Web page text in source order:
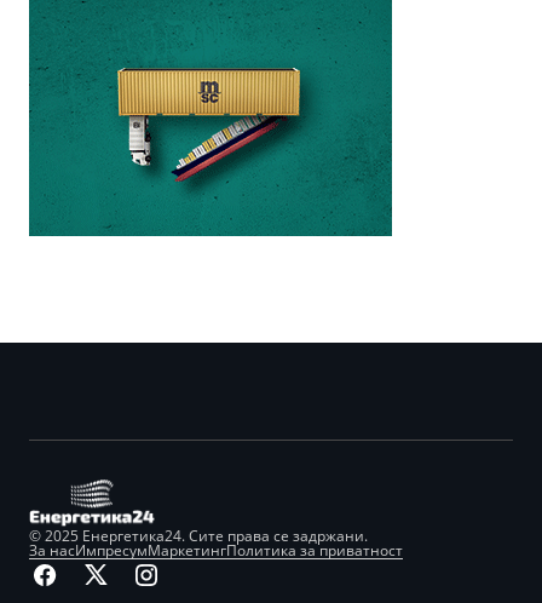
© 2025 Енергетика24. Сите права се задржани.
За насИмпресумМаркетингПолитика за приватност